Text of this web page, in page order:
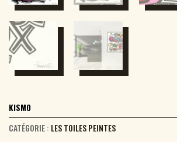
KISMO
CATÉGORIE : LES TOILES PEINTES